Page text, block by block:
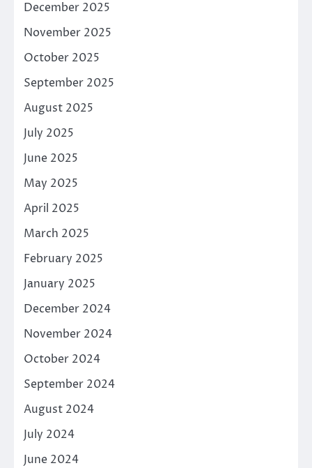
December 2025
November 2025
October 2025
September 2025
August 2025
July 2025
June 2025
May 2025
April 2025
March 2025
February 2025
January 2025
December 2024
November 2024
October 2024
September 2024
August 2024
July 2024
June 2024